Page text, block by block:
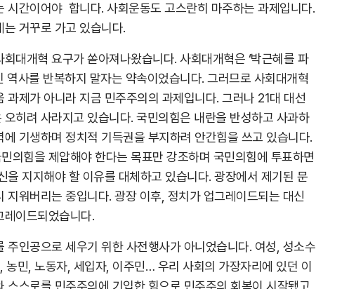
시간이어야 합니다. 사회운동도 고스란히 마주하는 과제입니다.
거꾸로 가고 있습니다.
대개혁 요구가 쏟아져나왔습니다. 사회대개혁은 ‘박근혜를 파
역사를 반복하지 말자는 약속이었습니다. 그러므로 사회대개혁
과제가 아니라 지금 민주주의의 과제입니다. 그러나 21대 대선
오히려 사라지고 있습니다. 국민의힘은 내란을 반성하고 사과하
에 기생하며 정치적 기득권을 부지하려 안간힘을 쓰고 있습니다.
의힘을 제압해야 한다는 목표만 강조하며 국민의힘에 투표하면
을 지지해야 할 이유를 대체하고 있습니다. 광장에서 제기된 문
지워버리는 중입니다. 광장 이후, 정치가 업그레이드되는 대신
이드되었습니다.
주인공으로 세우기 위한 사전행사가 아니었습니다. 여성, 성소수
농민, 노동자, 세입자, 이주민… 우리 사회의 가장자리에 있던 이
스스로를 민주주의에 기입한 힘으로 민주주의 회복이 시작됐고